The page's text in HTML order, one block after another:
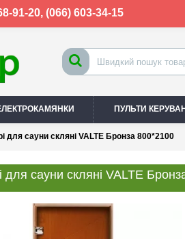
91-20, (066) 603-34-15
ПУЛЬТИ
для сауни скляні VALTE Бронза 800*2100
для сауни скляні VALTE